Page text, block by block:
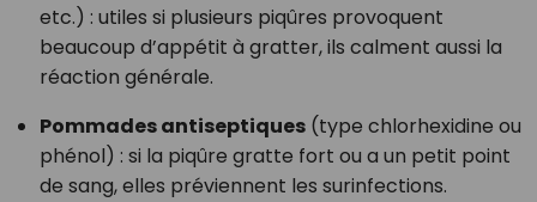
etc.) : utiles si plusieurs piqûres provoquent
beaucoup d’appétit à gratter, ils calment aussi la
réaction générale.
Pommades antiseptiques(type chlorhexidine ou
phénol) : si la piqûre gratte fort ou a un petit point
de sang, elles préviennent les surinfections.